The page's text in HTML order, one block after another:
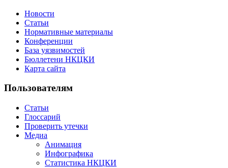
Новости
Статьи
Нормативные материалы
Конференции
База уязвимостей
Бюллетени НКЦКИ
Карта сайта
Пользователям
Статьи
Глоссарий
Проверить утечки
Медиа
Анимация
Инфографика
Статистика НКЦКИ